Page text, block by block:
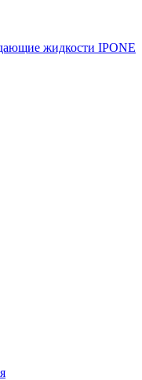
жидкости IPONE